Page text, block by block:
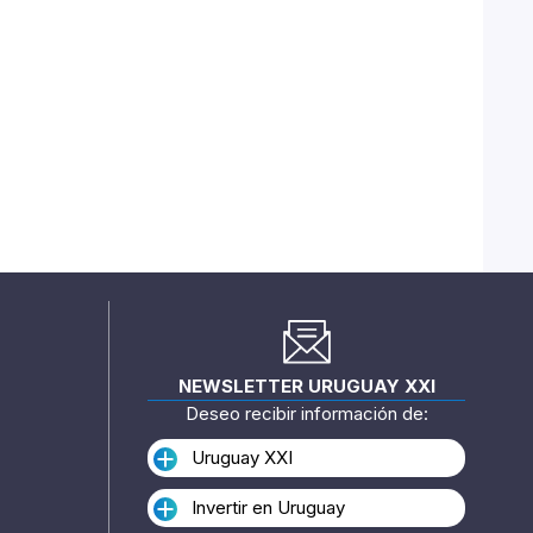
NEWSLETTER URUGUAY XXI
Deseo recibir información de:
Uruguay XXI
Invertir en Uruguay